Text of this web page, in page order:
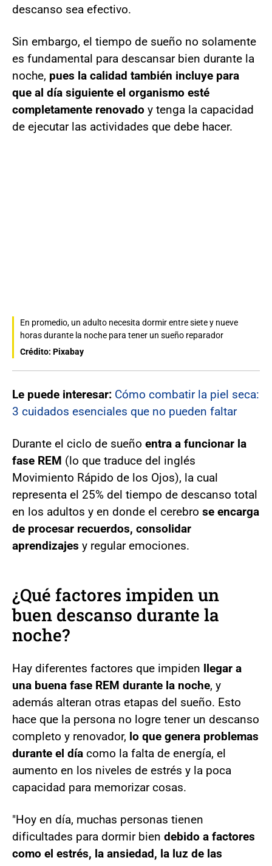
descanso sea efectivo.
Sin embargo, el tiempo de sueño no solamente
es fundamental para descansar bien durante la
noche, pues la calidad también incluye para
que al día siguiente el organismo esté
completamente renovado y tenga la capacidad
de ejecutar las actividades que debe hacer.
En promedio, un adulto necesita dormir entre siete y nueve
horas durante la noche para tener un sueño reparador
Crédito: Pixabay
Le puede interesar: Cómo combatir la piel seca:
3 cuidados esenciales que no pueden faltar
Durante el ciclo de sueño entra a funcionar la
fase REM (lo que traduce del inglés
Movimiento Rápido de los Ojos), la cual
representa el 25% del tiempo de descanso total
en los adultos y en donde el cerebro se encarga
de procesar recuerdos, consolidar
aprendizajes y regular emociones.
¿Qué factores impiden un
buen descanso durante la
noche?
Hay diferentes factores que impiden llegar a
una buena fase REM durante la noche, y
además alteran otras etapas del sueño. Esto
hace que la persona no logre tener un descanso
completo y renovador, lo que genera problemas
durante el día como la falta de energía, el
aumento en los niveles de estrés y la poca
capacidad para memorizar cosas.
"Hoy en día, muchas personas tienen
dificultades para dormir bien debido a factores
como el estrés, la ansiedad, la luz de las